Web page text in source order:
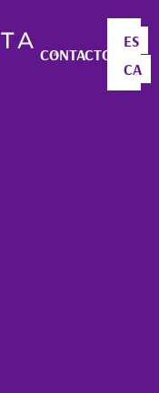
CONTACTO
ES
CA